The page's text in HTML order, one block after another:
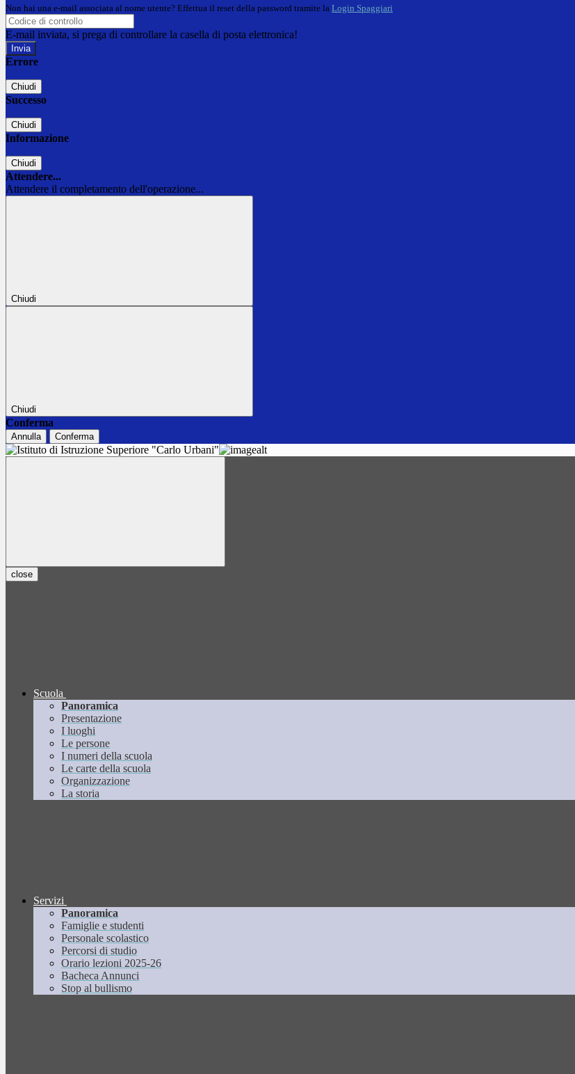
Non hai una e-mail associata al nome utente? Effettua il reset della password tramite la Login Spaggiari
E-mail inviata, si prega di controllare la casella di posta elettronica!
Errore
Chiudi
Successo
Chiudi
Informazione
Chiudi
Attendere...
Attendere il completamento dell'operazione...
Chiudi
Chiudi
Conferma
Annulla Conferma
close
Scuola
Panoramica
Presentazione
I luoghi
Le persone
I numeri della scuola
Le carte della scuola
Organizzazione
La storia
Servizi
Panoramica
Famiglie e studenti
Personale scolastico
Percorsi di studio
Orario lezioni 2025-26
Bacheca Annunci
Stop al bullismo